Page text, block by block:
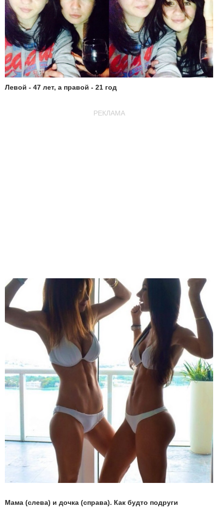
Левой - 47 лет, а правой - 21 год
РЕКЛАМА
Мама (слева) и дочка (справа). Как будто подруги